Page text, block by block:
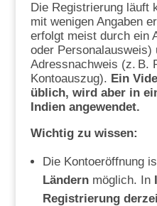
Die Registrierung läuft
mit wenigen Angaben
erfolgt meist durch ein
oder Personalausweis)
Adressnachweis (z. B.
Kontoauszug). Ein
üblich, wird aber in
Indien angewendet.
Wichtig zu wissen:
Die Kontoeröffnung
Ländernmöglich. In
Registrierung